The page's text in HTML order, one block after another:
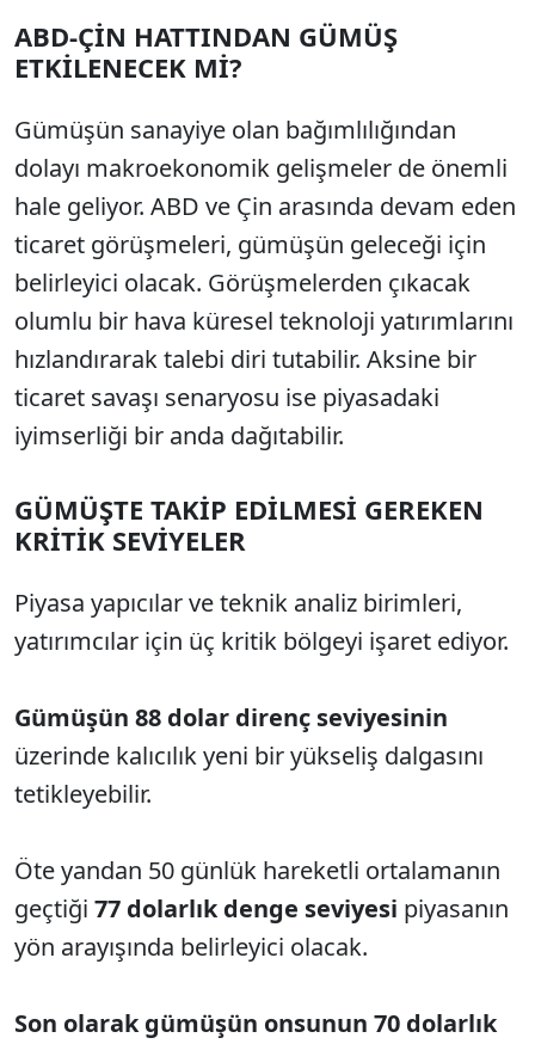
ABD-ÇİN HATTINDAN GÜMÜŞ
ETKİLENECEK Mİ?
Gümüşün sanayiye olan bağımlılığından
dolayı makroekonomik gelişmeler de önemli
hale geliyor. ABD ve Çin arasında devam eden
ticaret görüşmeleri, gümüşün geleceği için
belirleyici olacak. Görüşmelerden çıkacak
olumlu bir hava küresel teknoloji yatırımlarını
hızlandırarak talebi diri tutabilir. Aksine bir
ticaret savaşı senaryosu ise piyasadaki
iyimserliği bir anda dağıtabilir.
GÜMÜŞTE TAKİP EDİLMESİ GEREKEN
KRİTİK SEVİYELER
Piyasa yapıcılar ve teknik analiz birimleri,
yatırımcılar için üç kritik bölgeyi işaret ediyor.
Gümüşün 88 dolar direnç seviyesinin
üzerinde kalıcılık yeni bir yükseliş dalgasını
tetikleyebilir.
Öte yandan 50 günlük hareketli ortalamanın
geçtiği 77 dolarlık denge seviyesi piyasanın
yön arayışında belirleyici olacak.
Son olarak gümüşün onsunun 70 dolarlık